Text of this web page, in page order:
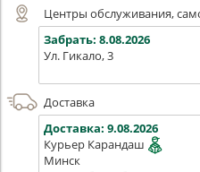
Центры обслуживания,
Забрать: 8.08.2026
Ул. Гикало, 3
Доставка
Доставка: 9.08.2026
Курьер Карандаш
Минск